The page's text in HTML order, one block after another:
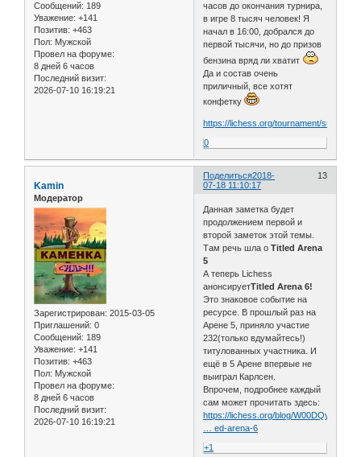
Сообщений: 189
Уважение: +141
Позитив: +463
Пол: Мужской
Провел на форуме:
8 дней 6 часов
Последний визит:
2026-07-10 16:19:21
часов до окончания турнира,
в игре 8 тысяч человек! Я
начал в 16:00, добрался до
первой тысячи, но до призов
бензина вряд ли хватит
Да и состав очень
приличный, все хотят
конфетку
https://lichess.org/tournament/
0
Поделиться 13
2018-
07-18 11:10:17
Kamin
Модератор
Зарегистрирован: 2015-03-05
Приглашений: 0
Сообщений: 189
Уважение: +141
Позитив: +463
Пол: Мужской
Провел на форуме:
8 дней 6 часов
Последний визит:
2026-07-10 16:19:21
Данная заметка будет
продолжением первой и
второй заметок этой темы.
Там речь шла оTitled Arena
5
А теперь Lichess
анонсируетTitled Arena 6!
Это знаковое событие на
ресурсе. В прошлый раз на
Арене 5, приняло участие
232(только вдумайтесь!)
титулованных участника. И
ещё в 5 Арене впервые не
выиграл Карлсен.
Впрочем, подробнее каждый
сам может прочитать здесь:
https://lichess.org/blog/
… ed-arena-6
+1